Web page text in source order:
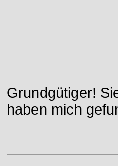
Grundgütiger!
haben mich